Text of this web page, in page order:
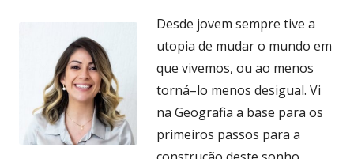
Desde jovem sempre tive a
utopia de mudar o mundo em
que vivemos, ou ao menos
torná–lo menos desigual. Vi
na Geografia a base para os
primeiros passos para a